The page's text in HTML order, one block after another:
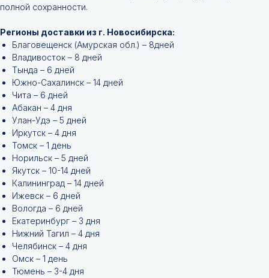
полной сохранности.
Регионы доставки из г. Новосибирска:
Благовещенск (Амурская обл.) – 8дней
Владивосток – 8 дней
Тында – 6 дней
Южно-Сахалинск – 14 дней
Чита – 6 дней
Абакан – 4 дня
Улан-Удэ – 5 дней
Иркутск – 4 дня
Томск – 1 день
Норильск – 5 дней
Якутск – 10-14 дней
Калининград – 14 дней
Ижевск – 6 дней
Вологда – 6 дней
Екатеринбург – 3 дня
Нижний Тагил – 4 дня
Челябинск – 4 дня
Омск – 1 день
Тюмень – 3-4 дня